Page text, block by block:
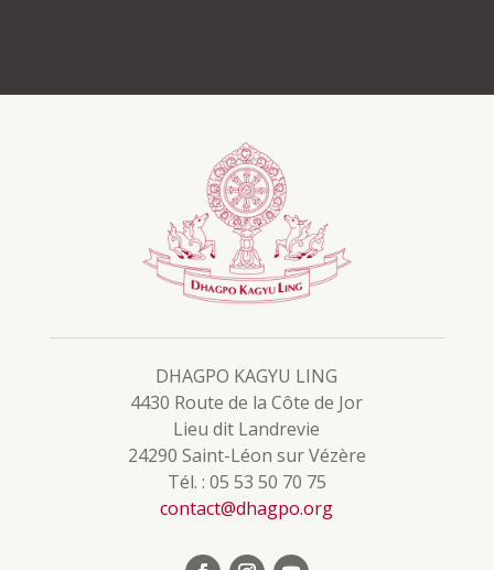
DHAGPO KAGYU LING
4430 Route de la Côte de Jor
Lieu dit Landrevie
24290 Saint-Léon sur Vézère
Tél. : 05 53 50 70 75
contact@dhagpo.org